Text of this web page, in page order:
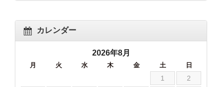
カレンダー
2026年8月
月 火 水 木 金 土 日
1
2